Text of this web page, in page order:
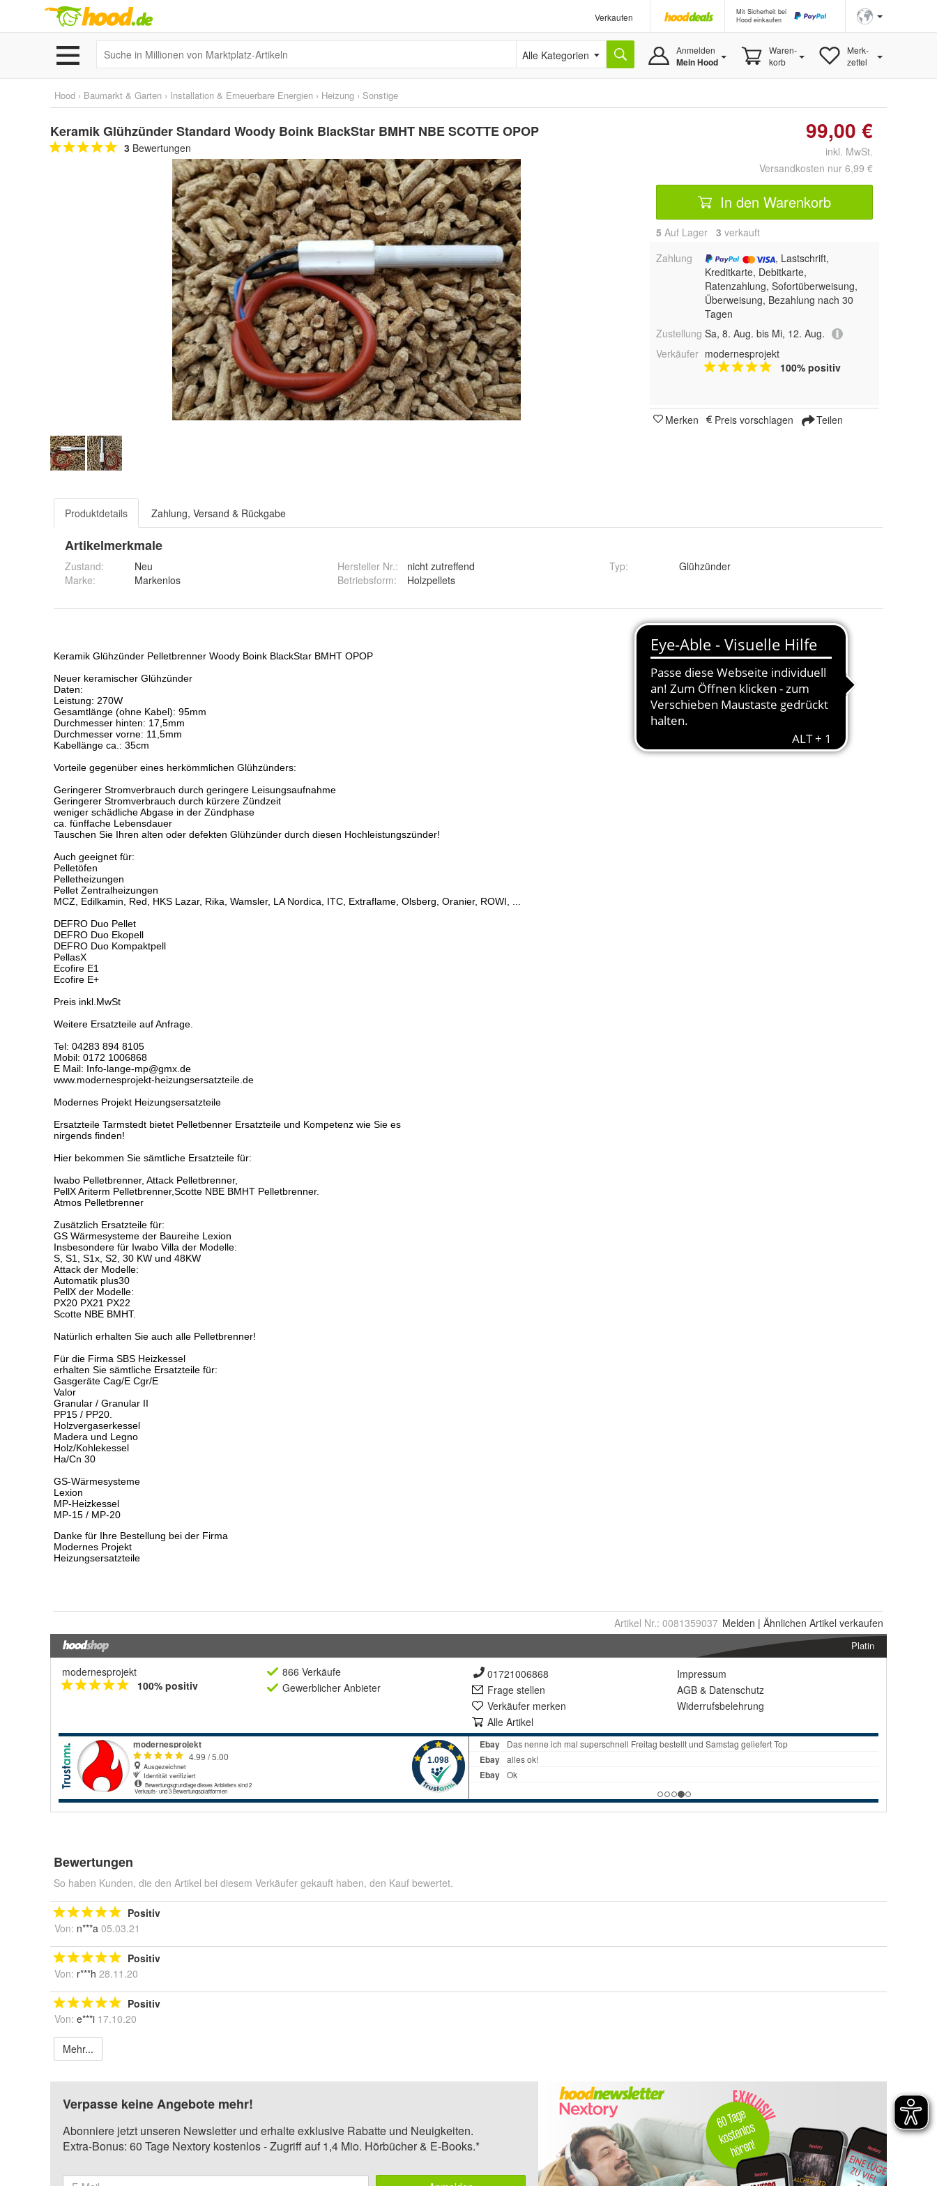
Verkaufen
Mit Sicherheit bei
Hood einkaufen
Alle Kategorien Anmelden
Mein Hood
Waren-
korb
Merk-
zettel
Hood › Baumarkt & Garten › Installation & Erneuerbare Energien › Heizung › Sonstige
Keramik Glühzünder Standard Woody Boink BlackStar BMHT NBE SCOTTE OPOP
3 Bewertungen
99,00 €
inkl. MwSt.
Versandkosten nur 6,99 €
In den Warenkorb
5 Auf Lager 3 verkauft
Zahlung
, Lastschrift,
Kreditkarte, Debitkarte,
Ratenzahlung, Sofortüberweisung,
Überweisung, Bezahlung nach 30
Tagen
Zustellung Sa, 8. Aug. bis Mi, 12. Aug.
Verkäufer modernesprojekt
100% positiv
Merken Preis vorschlagen Teilen
Produktdetails Zahlung, Versand & Rückgabe
Artikelmerkmale
Zustand:
Neu
Marke:
Markenlos
Hersteller Nr.:
nicht zutreffend
Betriebsform: Holzpellets
Typ: Glühzünder
Artikel Nr.: 0081359037 Melden | Ähnlichen Artikel verkaufen
Platin
modernesprojekt
100% positiv
866 Verkäufe
Gewerblicher Anbieter
01721006868
Frage stellen
Verkäufer merken
Alle Artikel
Impressum
AGB & Datenschutz
Widerrufsbelehrung
Bewertungen
So haben Kunden, die den Artikel bei diesem Verkäufer gekauft haben, den Kauf bewertet.
Positiv
Von: n***a 05.03.21
Positiv
Von: r***h 28.11.20
Positiv
Von: e***i 17.10.20
Mehr...
Verpasse keine Angebote mehr!
Abonniere jetzt unseren Newsletter und erhalte exklusive Rabatte und Neuigkeiten.
Extra-Bonus: 60 Tage Nextory kostenlos - Zugriff auf 1,4 Mio. Hörbücher & E-Books.*